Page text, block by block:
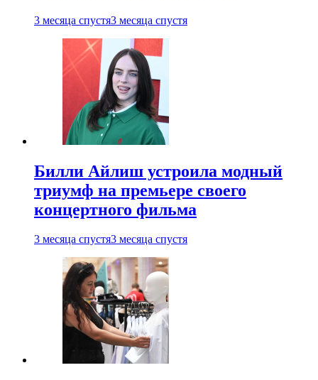
3 месяца спустя3 месяца спустя
Билли Айлиш устроила модный
триумф на премьере своего
концертного фильма
3 месяца спустя3 месяца спустя